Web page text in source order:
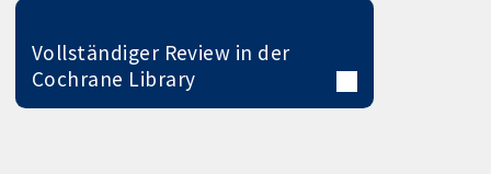
Vollständiger Review in der
Cochrane Library